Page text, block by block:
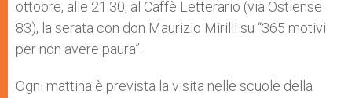
ottobre, alle 21.30, al Caffè Letterario (via Ostiense
83), la serata con don Maurizio Mirilli su “365 motivi
per non avere paura”.
Ogni mattina è prevista la visita nelle scuole della